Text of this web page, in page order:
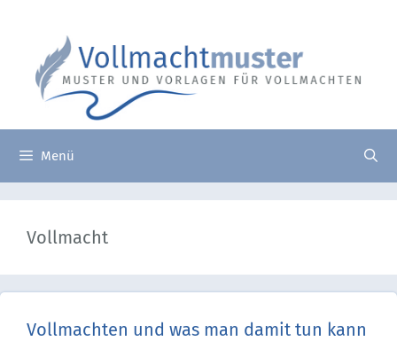
nach:
Menü
Vollmacht
Vollmachten und was man damit tun kann